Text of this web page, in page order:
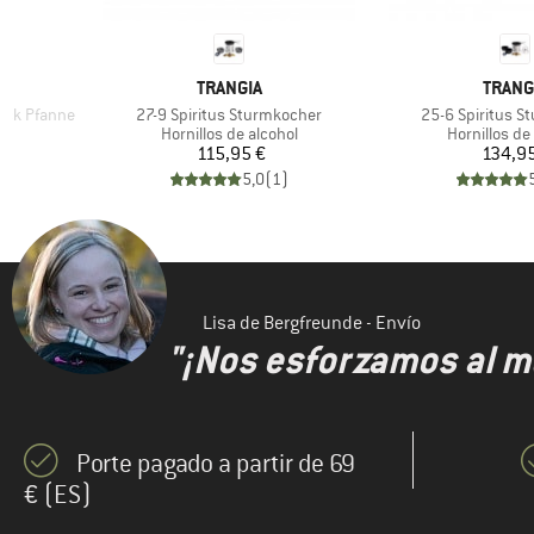
Pfanne
MARCA
TRANGIA
Artículo
27-9 Spiritus Sturmkocher
Product group
Hornillos de alcohol
Precio
115,95 €
5,0(1)
MARCA
Artículo
25-6 Spiritus
Product
Hornillos
Lisa de Bergfreunde - Envío
"¡Nos esforzamos al
Porte pagado a partir de 69
€ (ES)